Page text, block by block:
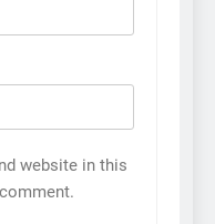
website in this